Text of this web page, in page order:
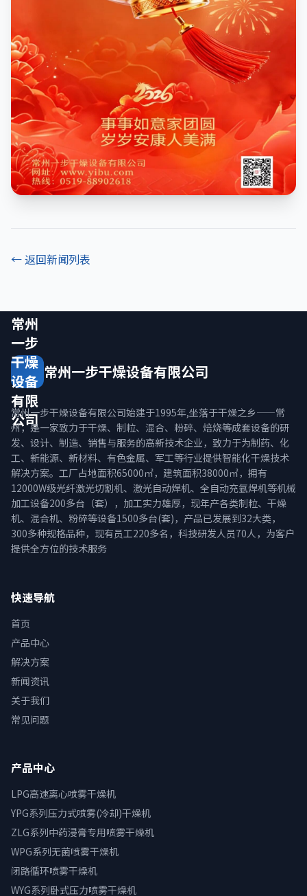
← 返回新闻列表
常州
一步
干燥
设备
有限
公司
常州一步干燥设备有限公司
常州一步干燥设备有限公司始建于1995年,坐落于干燥之乡——常
州，是一家致力于干燥、制粒、混合、粉碎、焙烧等成套设备的研
发、设计、制造、销售与服务的高新技术企业，致力于为制药、化
工、新能源、新材料、有色金属、军工等行业提供智能化干燥技术
解决方案。工厂占地面积65000㎡，建筑面积38000㎡，拥有
12000W级光纤激光切割机、激光自动焊机、全自动充氩焊机等机械
加工设备200多台（套），加工实力雄厚，现年产各类制粒、干燥
机、混合机、粉碎等设备1500多台(套)，产品已发展到32大类，
300多种规格品种，现有员工220多名，科技研发人员70人，为客户
提供全方位的技术服务
快速导航
首页
产品中心
解决方案
新闻资讯
关于我们
常见问题
产品中心
LPG高速离心喷雾干燥机
YPG系列压力式喷雾(冷却)干燥机
ZLG系列中药浸膏专用喷雾干燥机
WPG系列无菌喷雾干燥机
闭路循环喷雾干燥机
WYG系列卧式压力喷雾干燥机